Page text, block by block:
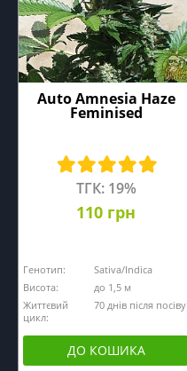
Auto Amnesia Haze
Feminised
ТГК: 19%
110 грн
Генотип:
Sativa/Indica
Висота:
до 1,5 м
Життєвий
цикл:
70 днів після посіву
ДО КОШИКА